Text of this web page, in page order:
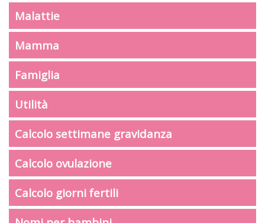
Malattie
Mamma
Famiglia
Utilità
Calcolo settimane gravidanza
Calcolo ovulazione
Calcolo giorni fertili